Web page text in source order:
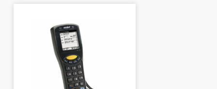
CCD, affichage 128x64,